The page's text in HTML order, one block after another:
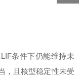
条件下仍能维持未
，且核型稳定性未受